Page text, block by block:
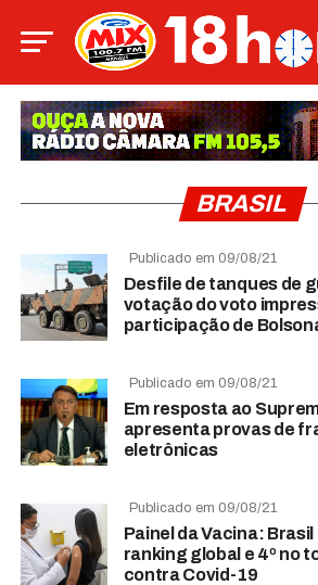
BRASIL
Publicado em 09/08/21
Desfile de tanques de
votação do voto
participação de
Publicado em 09/08/21
Em resposta ao
apresenta provas de
eletrônicas
Publicado em 09/08/21
Painel da Vacina: Brasil
ranking global e 4º no
contra Covid-19